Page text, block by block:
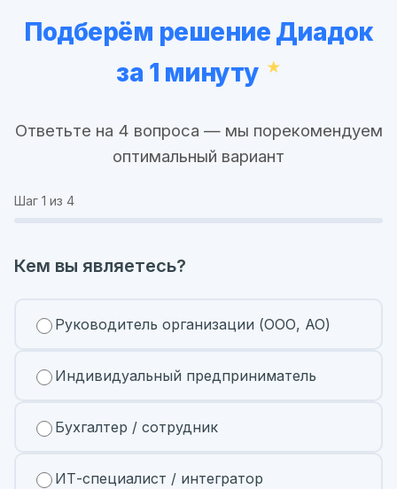
Подберём решение Диадок
за 1 минуту
Ответьте на 4 вопроса — мы порекомендуем
оптимальный вариант
Шаг 1 из 4
Кем вы являетесь?
Руководитель организации (ООО, АО)
Индивидуальный предприниматель
Бухгалтер / сотрудник
ИТ-специалист / интегратор